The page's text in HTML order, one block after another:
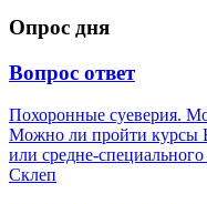
Опрос дня
Вопрос ответ
Похоронные суеверия.
Можно ли пройти курсы
или средне-
Склеп